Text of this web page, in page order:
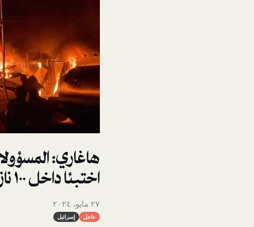
هاغاري:
اختبئا داخل ١٠٠ نازح
٢٧ مايو، ٢٠٢٤
عاجل إسرائيل